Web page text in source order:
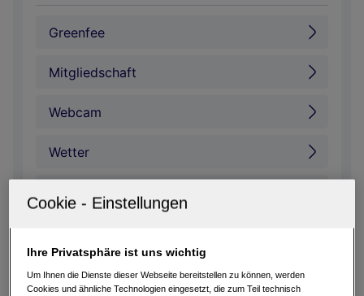
Greenfee
Mitgliedschaft
Webcam
Wetter
Platz Schmittenhoehe
Ihre Privatsphäre ist uns wichtig
Um Ihnen die Dienste dieser Webseite bereitstellen zu können, werden
Cookies und ähnliche Technologien eingesetzt, die zum Teil technisch